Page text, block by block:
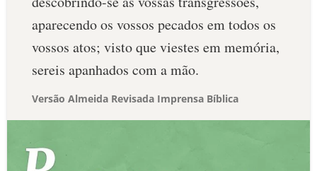
aparecendo os vossos pecados em todos os
vossos atos; visto que viestes em memória,
sereis apanhados com a mão.
Versão Almeida Revisada Imprensa Bíblica